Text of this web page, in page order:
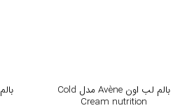
بالم لب اون Avène مدل Cold
Cream nutrition